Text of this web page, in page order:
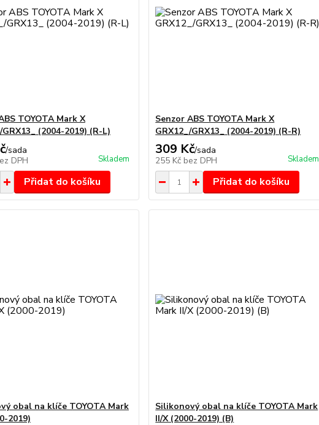
TOYOTA Mark X
GRX13_ (2004-2019) (R-L)
/sada
DPH
Skladem
Přidat do košíku
Senzor ABS TOYOTA Mark X
GRX12_/GRX13_ (2004-2019) (R-R)
309 Kč/sada
255 Kč bez DPH Skladem
Přidat do košíku
obal na klíče TOYOTA Mark
2019)
Silikonový obal na klíče TOYOTA Mark
II/X (2000-2019) (B)